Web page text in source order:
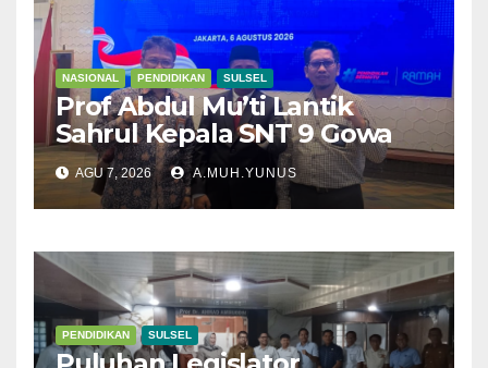
NASIONAL PENDIDIKAN SULSEL
Prof Abdul Mu’ti Lantik
Sahrul Kepala SNT 9 Gowa
AGU 7, 2026 A.MUH.YUNUS
PENDIDIKAN SULSEL